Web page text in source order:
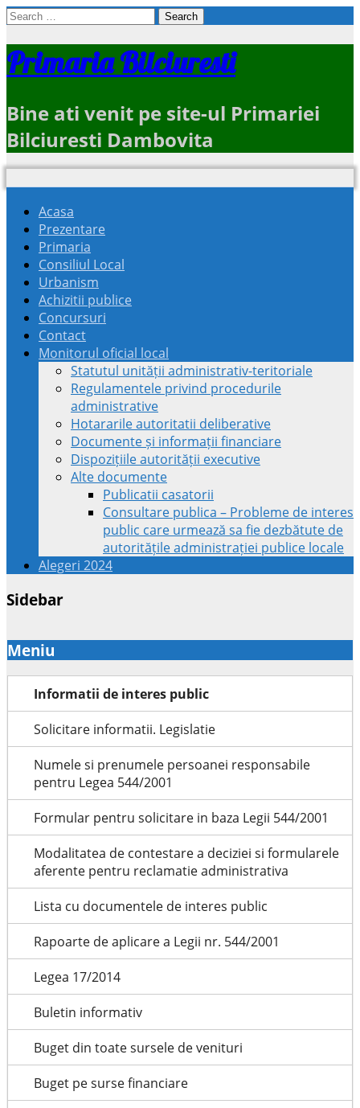
Search
Primaria Bilciuresti
Bine ati venit pe site-ul Primariei
Bilciuresti Dambovita
Acasa
Prezentare
Primaria
Consiliul Local
Urbanism
Achizitii publice
Concursuri
Contact
Monitorul oficial local
Statutul unității administrativ-teritoriale
Regulamentele privind procedurile
administrative
Hotararile autoritatii deliberative
Documente și informații financiare
Dispozițiile autorității executive
Alte documente
Publicatii casatorii
Consultare publica – Probleme de interes
public care urmează sa fie dezbătute de
autoritățile administrației publice locale
Alegeri 2024
Sidebar
Meniu
Informatii de interes public
Solicitare informatii. Legislatie
Numele si prenumele persoanei responsabile
pentru Legea 544/2001
Formular pentru solicitare in baza Legii 544/2001
Modalitatea de contestare a deciziei si formularele
aferente pentru reclamatie administrativa
Lista cu documentele de interes public
Rapoarte de aplicare a Legii nr. 544/2001
Legea 17/2014
Buletin informativ
Buget din toate sursele de venituri
Buget pe surse financiare